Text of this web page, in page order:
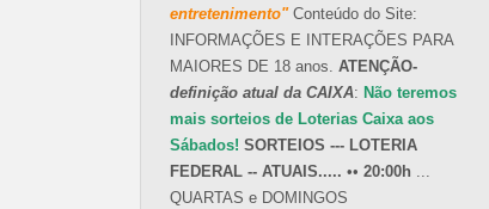
entretenimento"Conteúdo do Site:
INFORMAÇÕES E INTERAÇÕES PARA
MAIORES DE 18 anos. ATENÇÃO-
definição atual da CAIXA: Não teremos
mais sorteios de Loterias Caixa aos
Sábados! SORTEIOS --- LOTERIA
FEDERAL -- ATUAIS..... •• 20:00h ...
QUARTAS e DOMINGOS